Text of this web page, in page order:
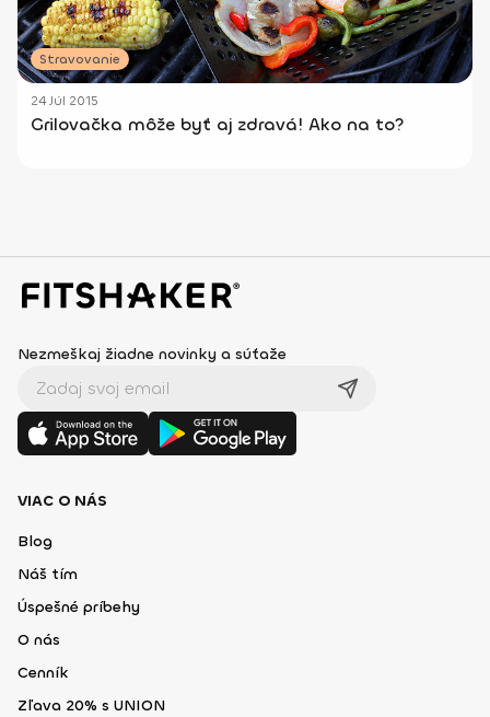
Stravovanie
24 Júl 2015
Grilovačka môže byť aj zdravá! Ako na to?
Nezmeškaj žiadne novinky a súťaže
VIAC O NÁS
Blog
Náš tím
Úspešné príbehy
O nás
Cenník
Zľava 20% s UNION